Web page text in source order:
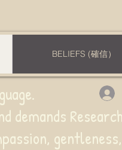
BELIEFS (確信）
demands
gentleness,